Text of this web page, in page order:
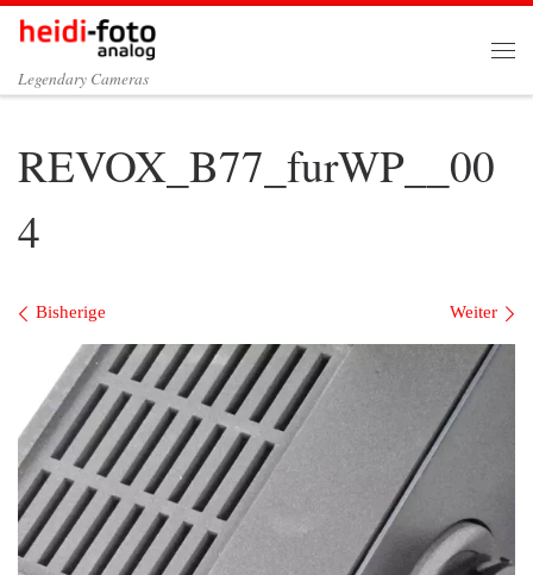
Zum Inhalt springen
Legendary Cameras
REVOX_B77_furWP__00
4
Bilder Navigation
Bisherige Weiter